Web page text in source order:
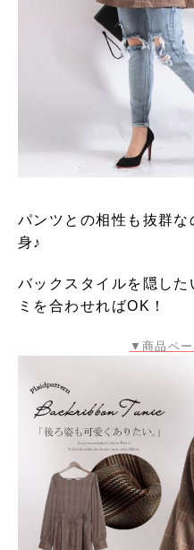
パンツとの相性も抜群
身♪
バックスタイルを隠し
ミを合わせればOK！
▼商品ペ